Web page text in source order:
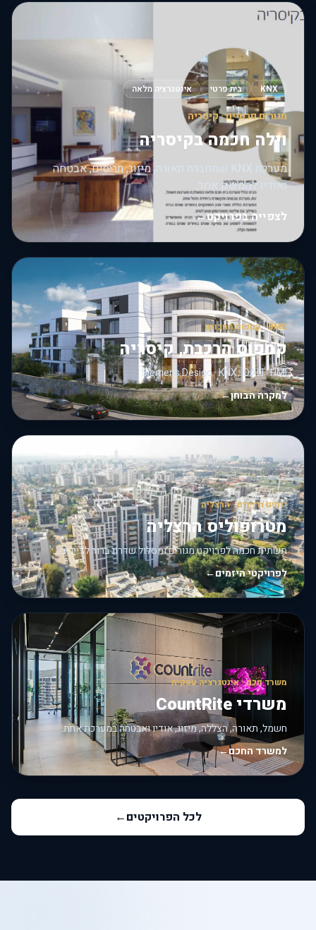
KNX בית פרטי אינטגרציה מלאה
מגורים פרטיים · קיסריה
וילה חכמה בקיסריה
מערכת KNX שמחברת תאורה, מיזוג, תריסים, אבטחה
ואודיו לממשק אחד.
לצפייה בפרויקט←
BMS · קמפוס תחבורה
קמפוס הרכבת, קיסריה
Siemens Desigo · KNX · DALI · HMI
למקרה הבוחן←
יזמים ודיירים · הרצליה
מטרופוליס הרצליה
תשתית חכמה לפרויקט מגורים ומסלול שדרוג ברור לדיירים.
לפרויקטי היזמים←
משרד חכם · אינטגרציה עסקית
משרדי CountRite
חשמל, תאורה, הצללה, מיזוג, אודיו ואבטחה במערכת אחת.
למשרד החכם←
לכל הפרויקטים←